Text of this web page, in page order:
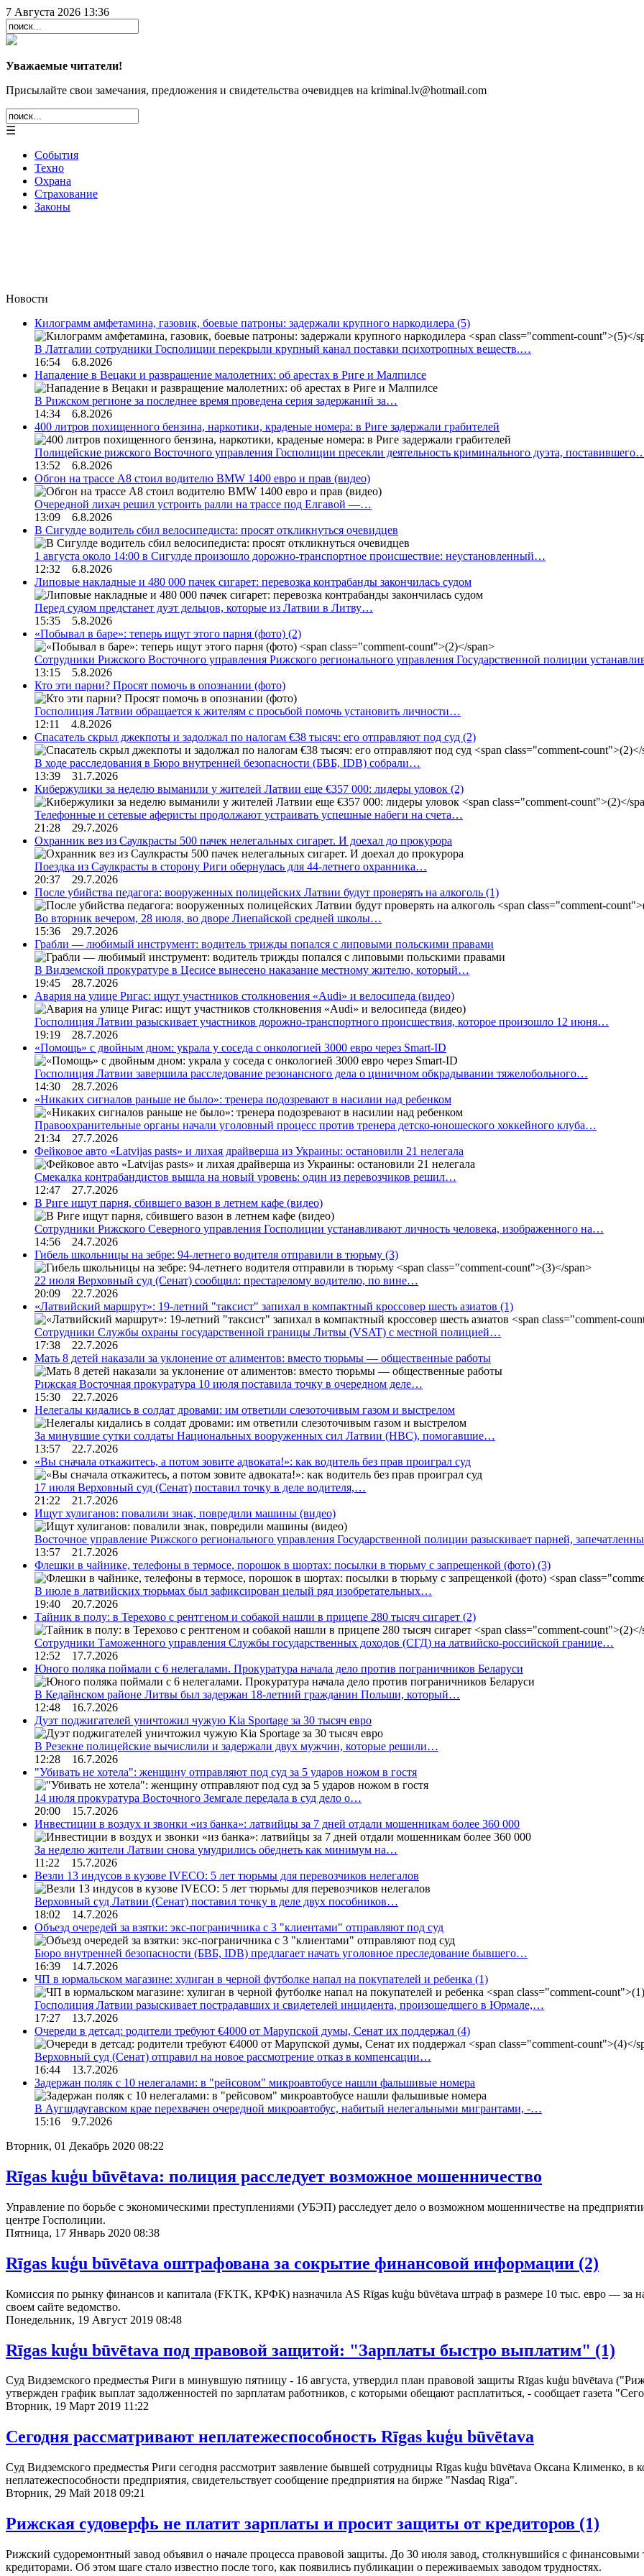
7 Августа 2026 13:36
Уважаемые читатели!
Присылайте свои замечания, предложения и свидетельства очевидцев на kriminal.lv@hotmail.com
☰
События
Техно
Охрана
Страхование
Законы
Новости
Килограмм амфетамина, газовик, боевые патроны: задержали крупного наркодилера (5)
В Латгалии сотрудники Госполиции перекрыли крупный канал поставки психотропных веществ.…
16:54 6.8.2026
Нападение в Вецаки и развращение малолетних: об арестах в Риге и Малпилсе
В Рижском регионе за последнее время проведена серия задержаний за…
14:34 6.8.2026
400 литров похищенного бензина, наркотики, краденые номера: в Риге задержали грабителей
Полицейские рижского Восточного управления Госполиции пресекли деятельность криминального дуэта,
13:52 6.8.2026
Обгон на трассе А8 стоил водителю BMW 1400 евро и прав (видео)
Очередной лихач решил устроить ралли на трассе под Елгавой —…
13:09 6.8.2026
В Сигулде водитель сбил велосипедиста: просят откликнуться очевидцев
1 августа около 14:00 в Сигулде произошло дорожно-транспортное происшествие: неустановленный…
12:32 6.8.2026
Липовые накладные и 480 000 пачек сигарет: перевозка контрабанды закончилась судом
Перед судом предстанет дуэт дельцов, которые из Латвии в Литву…
15:35 5.8.2026
«Побывал в баре»: теперь ищут этого парня (фото) (2)
Сотрудники Рижского Восточного управления Рижского регионального управления Государственной полиции
13:15 5.8.2026
Кто эти парни? Просят помочь в опознании (фото)
Госполиция Латвии обращается к жителям с просьбой помочь установить личности…
12:11 4.8.2026
Спасатель скрыл джекпоты и задолжал по налогам €38 тысяч: его отправляют под суд (2)
В ходе расследования в Бюро внутренней безопасности (БВБ, IDB) собрали…
13:39 31.7.2026
Кибержулики за неделю выманили у жителей Латвии еще €357 000: лидеры уловок (2)
Телефонные и сетевые аферисты продолжают устраивать успешные набеги на счета…
21:28 29.7.2026
Охранник вез из Саулкрасты 500 пачек нелегальных сигарет. И доехал до прокурора
Поездка из Саулкрасты в сторону Риги обернулась для 44-летнего охранника…
20:37 29.7.2026
После убийства педагога: вооруженных полицейских Латвии будут проверять на алкоголь (1)
Во вторник вечером, 28 июля, во дворе Лиепайской средней школы…
15:36 29.7.2026
Грабли — любимый инструмент: водитель трижды попался с липовыми польскими правами
В Видземской прокуратуре в Цесисе вынесено наказание местному жителю, который…
19:45 28.7.2026
Авария на улице Ригас: ищут участников столкновения «Audi» и велосипеда (видео)
Госполиция Латвии разыскивает участников дорожно-транспортного происшествия, которое произошло 12 июня…
19:19 28.7.2026
«Помощь» с двойным дном: украла у соседа с онкологией 3000 евро через Smart-ID
Госполиция Латвии завершила расследование резонансного дела о циничном обкрадывании тяжелобольного…
14:30 28.7.2026
«Никаких сигналов раньше не было»: тренера подозревают в насилии над ребенком
Правоохранительные органы начали уголовный процесс против тренера детско-юношеского хоккейного клуба…
21:34 27.7.2026
Фейковое авто «Latvijas pasts» и лихая драйверша из Украины: остановили 21 нелегала
Смекалка контрабандистов вышла на новый уровень: один из перевозчиков решил…
12:47 27.7.2026
В Риге ищут парня, сбившего вазон в летнем кафе (видео)
Сотрудники Рижского Северного управления Госполиции устанавливают личность человека, изображенного на…
14:56 24.7.2026
Гибель школьницы на зебре: 94-летнего водителя отправили в тюрьму (3)
22 июля Верховный суд (Сенат) сообщил: престарелому водителю, по вине…
20:09 22.7.2026
«Латвийский маршрут»: 19-летний "таксист" запихал в компактный кроссовер шесть азиатов (1)
Сотрудники Службы охраны государственной границы Литвы (VSAT) с местной полицией…
17:38 22.7.2026
Мать 8 детей наказали за уклонение от алиментов: вместо тюрьмы — общественные работы
Рижская Восточная прокуратура 10 июля поставила точку в очередном деле…
15:30 22.7.2026
Нелегалы кидались в солдат дровами: им ответили слезоточивым газом и выстрелом
За минувшие сутки солдаты Национальных вооруженных сил Латвии (НВС), помогавшие…
13:57 22.7.2026
«Вы сначала откажитесь, а потом зовите адвоката!»: как водитель без прав проиграл суд
17 июля Верховный суд (Сенат) поставил точку в деле водителя,…
21:22 21.7.2026
Ищут хулиганов: повалили знак, повредили машины (видео)
Восточное управление Рижского регионального управления Государственной полиции разыскивает парней,
13:57 21.7.2026
Флешки в чайнике, телефоны в термосе, порошок в шортах: посылки в тюрьму с запрещенкой (фото) (3)
В июле в латвийских тюрьмах был зафиксирован целый ряд изобретательных…
19:40 20.7.2026
Тайник в полу: в Терехово с рентгеном и собакой нашли в прицепе 280 тысяч сигарет (2)
Сотрудники Таможенного управления Службы государственных доходов (СГД) на латвийско-российской границе…
12:52 17.7.2026
Юного поляка поймали с 6 нелегалами. Прокуратура начала дело против пограничников Беларуси
В Кедайнском районе Литвы был задержан 18-летний гражданин Польши, который…
12:48 16.7.2026
Дуэт поджигателей уничтожил чужую Kia Sportage за 30 тысяч евро
В Резекне полицейские вычислили и задержали двух мужчин, которые решили…
12:28 16.7.2026
"Убивать не хотела": женщину отправляют под суд за 5 ударов ножом в гостя
14 июля прокуратура Восточного Земгале передала в суд дело о…
20:00 15.7.2026
Инвестиции в воздух и звонки «из банка»: латвийцы за 7 дней отдали мошенникам более 360 000
За неделю жители Латвии снова умудрились обеднеть как минимум на…
11:22 15.7.2026
Везли 13 индусов в кузове IVECO: 5 лет тюрьмы для перевозчиков нелегалов
Верховный суд Латвии (Сенат) поставил точку в деле двух пособников…
18:02 14.7.2026
Объезд очередей за взятки: экс-пограничника с 3 "клиентами" отправляют под суд
Бюро внутренней безопасности (БВБ, IDB) предлагает начать уголовное преследование бывшего…
16:39 14.7.2026
ЧП в юрмальском магазине: хулиган в черной футболке напал на покупателей и ребенка (1)
Госполиция Латвии разыскивает пострадавших и свидетелей инцидента, произошедшего в Юрмале,…
17:27 13.7.2026
Очереди в детсад: родители требуют €4000 от Марупской думы, Сенат их поддержал (4)
Верховный суд (Сенат) отправил на новое рассмотрение отказ в компенсации…
16:44 13.7.2026
Задержан поляк с 10 нелегалами: в "рейсовом" микроавтобусе нашли фальшивые номера
В Аугшдаугавском крае перехвачен очередной микроавтобус, набитый нелегальными мигрантами, -…
15:16 9.7.2026
Вторник, 01 Декабрь 2020 08:22
Rīgas kuģu būvētava: полиция расследует возможное мошенничество
Управление по борьбе с экономическими преступлениями (УБЭП) расследует дело о возможном мошенничестве на
центре Госполиции.
Пятница, 17 Январь 2020 08:38
Rīgas kuģu būvētava оштрафована за сокрытие финансовой информации (2)
Комиссия по рынку финансов и капитала (FKTK, КРФК) назначила AS Rīgas kuģu būvētava штраф в размере 10 тыс. евро — за
своем сайте ведомство.
Понедельник, 19 Август 2019 08:48
Rīgas kuģu būvētava под правовой защитой: "Зарплаты быстро выплатим" (1)
Суд Видземского предместья Риги в минувшую пятницу - 16 августа, утвердил план правовой защиты Rīgas kuģu būvētava
утвержден график выплат задолженностей по зарплатам работников, с которыми обещают расплатиться, - сообщает газета
Вторник, 19 Март 2019 11:22
Сегодня рассматривают неплатежеспособность Rīgas kuģu būvētava
Суд Видземского предместья Риги сегодня рассмотрит заявление бывшей сотрудницы Rīgas kuģu būvētava Оксана Клименко, в
неплатежеспособности предприятия, свидетельствует сообщение предприятия на бирже "Nasdaq Riga".
Вторник, 29 Май 2018 09:21
Рижская судоверфь не платит зарплаты и просит защиты от кредиторов (1)
Рижский судоремонтный завод объявил о начале процесса правовой защиты. До 30 июля завод, столкнувшийся с финансовыми
кредиторами. Об этом шаге стало известно после того, как появились публикации о переживаемых заводом трудностях.